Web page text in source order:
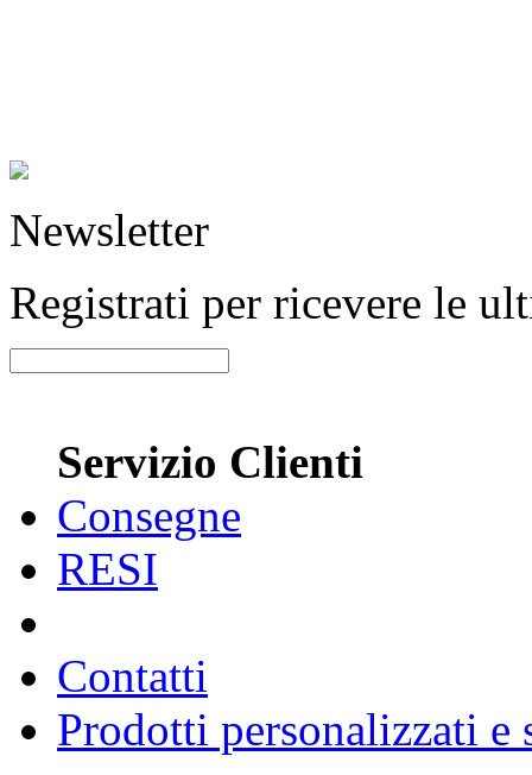
Newsletter
Registrati per ricevere le
Servizio Clienti
Consegne
RESI
Contatti
Prodotti personalizzati e